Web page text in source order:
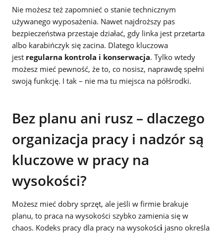
Nie możesz też zapomnieć o stanie technicznym
używanego wyposażenia. Nawet najdroższy pas
bezpieczeństwa przestaje działać, gdy linka jest przetarta
albo karabińczyk się zacina. Dlatego kluczowa
jest regularna kontrola i konserwacja. Tylko wtedy
możesz mieć pewność, że to, co nosisz, naprawdę spełni
swoją funkcję. I tak – nie ma tu miejsca na półśrodki.
Bez planu ani rusz – dlaczego
organizacja pracy i nadzór są
kluczowe w pracy na
wysokości?
Możesz mieć dobry sprzęt, ale jeśli w firmie brakuje
planu, to praca na wysokości szybko zamienia się w
chaos. Kodeks pracy dla pracy na wysokości jasno określa